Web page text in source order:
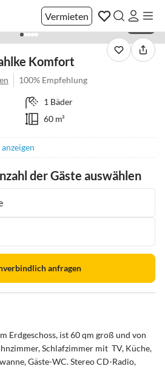
Vermieten
Komfort
100% Empfehlung
1 Bäder
60 m²
der Gäste auswählen
anfragen
Erdgeschoss, ist 60 qm groß und von
Schlafzimmer mit  TV, Küche,
Gäste-WC. Stereo CD-Radio,